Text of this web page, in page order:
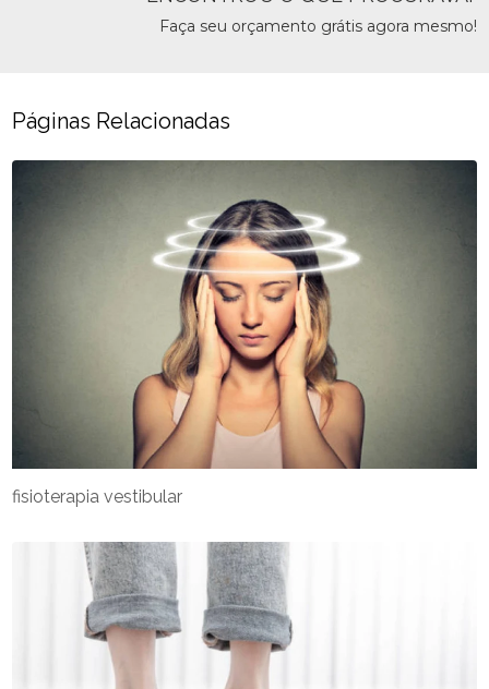
Faça seu orçamento grátis agora mesmo!
Páginas Relacionadas
fisioterapia vestibular